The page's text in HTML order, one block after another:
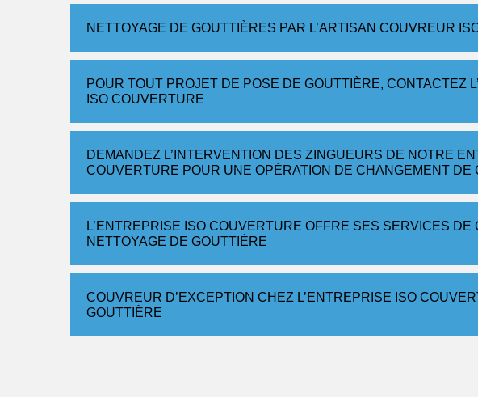
NETTOYAGE DE GOUTTIÈRES PAR L’ARTISAN COUVREUR
POUR TOUT PROJET DE POSE DE GOUTTIÈRE, CONTACTEZ
ISO COUVERTURE
DEMANDEZ L’INTERVENTION DES ZINGUEURS DE NOTRE
COUVERTURE POUR UNE OPÉRATION DE CHANGEMENT DE
L’ENTREPRISE ISO COUVERTURE OFFRE SES SERVICES DE
NETTOYAGE DE GOUTTIÈRE
COUVREUR D’EXCEPTION CHEZ L’ENTREPRISE ISO
GOUTTIÈRE